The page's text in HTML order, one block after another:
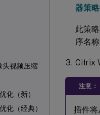
头视频压缩
化（新）
化（经典）
器策
此策
序名
Citrix
注意：
插件